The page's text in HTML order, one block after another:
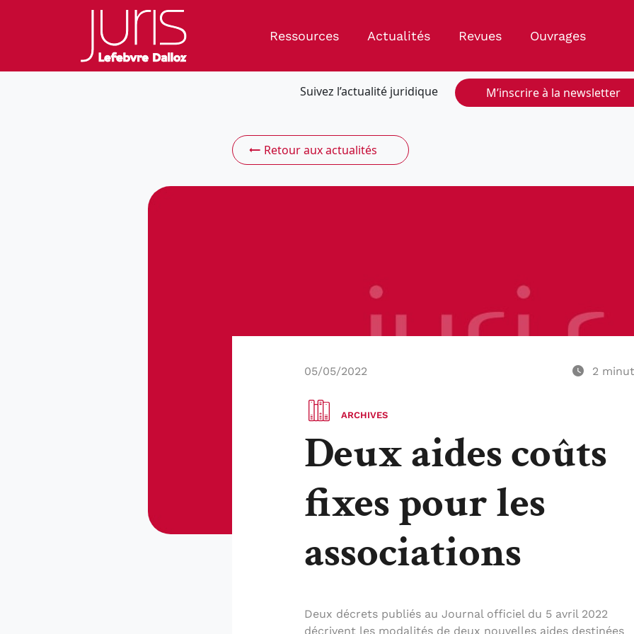
Ressources Actualités Revues Ouvrages
Suivez l’actualité juridique M’inscrire à la newsletter
Retour aux actualités
05/05/2022 2
ARCHIVES
Deux aides coûts
fixes pour les
associations
Deux décrets publiés au Journal officiel du 5 avril 2022
décrivent les modalités de deux nouvelles aides destinées